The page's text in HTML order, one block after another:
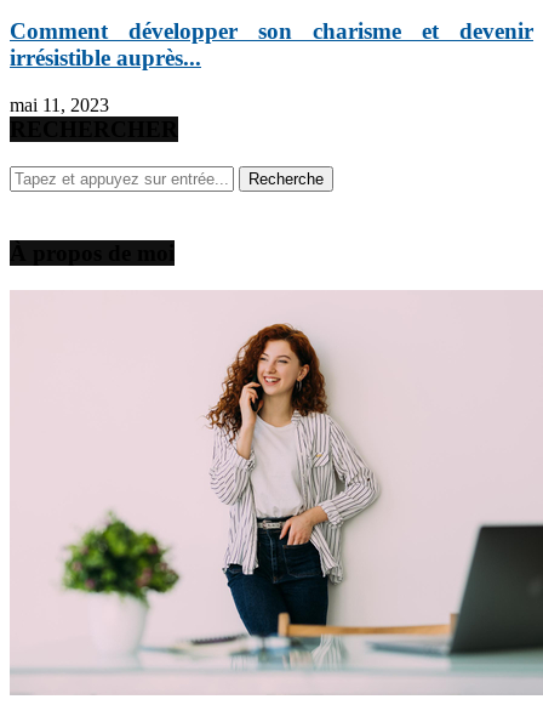
Comment développer son charisme et devenir
irrésistible auprès...
mai 11, 2023